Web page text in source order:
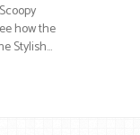
how the
Stylish…